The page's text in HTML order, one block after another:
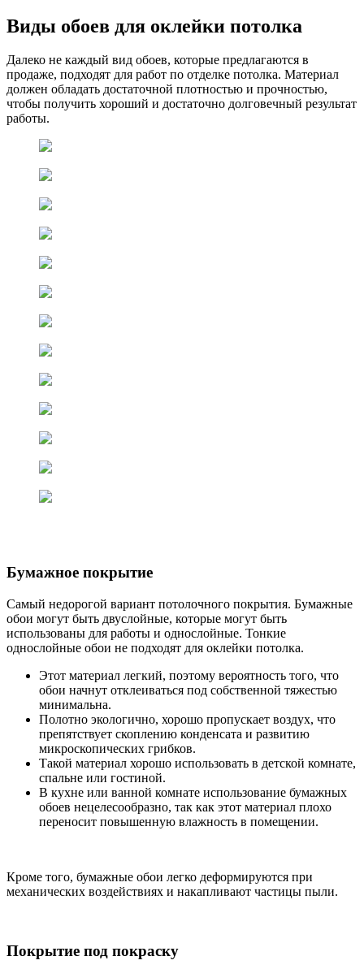
Виды обоев для оклейки потолка
Далеко не каждый вид обоев, которые предлагаются в
продаже, подходят для работ по отделке потолка. Материал
должен обладать достаточной плотностью и прочностью,
чтобы получить хороший и достаточно долговечный результат
работы.
Бумажное покрытие
Самый недорогой вариант потолочного покрытия. Бумажные
обои могут быть двуслойные, которые могут быть
использованы для работы и однослойные. Тонкие
однослойные обои не подходят для оклейки потолка.
Этот материал легкий, поэтому вероятность того, что
обои начнут отклеиваться под собственной тяжестью
минимальна.
Полотно экологично, хорошо пропускает воздух, что
препятствует скоплению конденсата и развитию
микроскопических грибков.
Такой материал хорошо использовать в детской комнате,
спальне или гостиной.
В кухне или ванной комнате использование бумажных
обоев нецелесообразно, так как этот материал плохо
переносит повышенную влажность в помещении.
Кроме того, бумажные обои легко деформируются при
механических воздействиях и накапливают частицы пыли.
Покрытие под покраску